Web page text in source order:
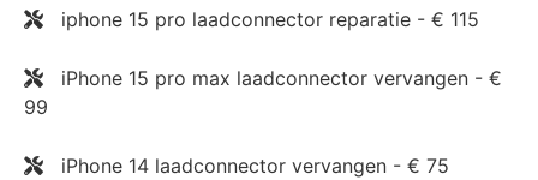
iphone 15 pro laadconnector reparatie - € 115
iPhone 15 pro max laadconnector vervangen - €
99
iPhone 14 laadconnector vervangen - € 75